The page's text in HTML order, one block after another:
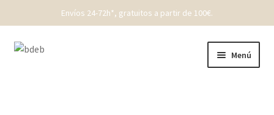
Envíos 24-72h*, gratuitos a partir de 100€.
Ir
Ir
Menú